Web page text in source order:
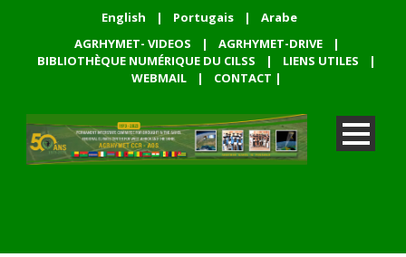
English | Portugais |
Arabe
AGRHYMET- VIDEOS
| AGRHYMET-DRIVE
|
BIBLIOTHÈQUE NUMÉRIQUE DU CILSS
| LIENS UTILES
|
WEBMAIL
| CONTACT |